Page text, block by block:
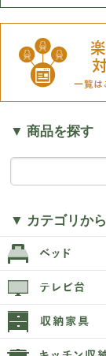
▼ 商品を探す
▼ カテゴリか